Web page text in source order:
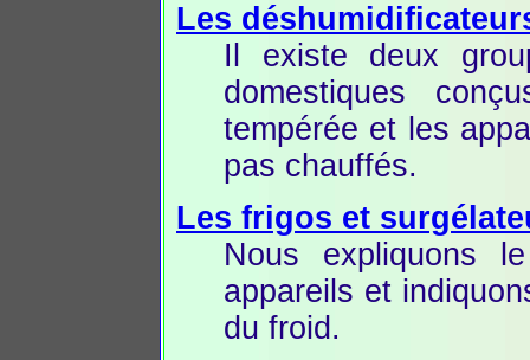
Les
Il existe deux
domestiques
tempérée et les
pas chauffés.
Les frigos et
Nous expliquons
appareils et
du froid.